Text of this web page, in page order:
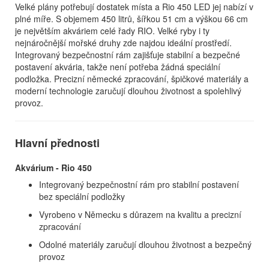
Velké plány potřebují dostatek místa a Rio 450 LED jej nabízí v
plné míře. S objemem 450 litrů, šířkou 51 cm a výškou 66 cm
je největším akváriem celé řady RIO. Velké ryby i ty
nejnáročnější mořské druhy zde najdou ideální prostředí.
Integrovaný bezpečnostní rám zajišťuje stabilní a bezpečné
postavení akvária, takže není potřeba žádná speciální
podložka. Precizní německé zpracování, špičkové materiály a
moderní technologie zaručují dlouhou životnost a spolehlivý
provoz.
Hlavní přednosti
Akvárium - Rio 450
Integrovaný bezpečnostní rám pro stabilní postavení
bez speciální podložky
Vyrobeno v Německu s důrazem na kvalitu a precizní
zpracování
Odolné materiály zaručují dlouhou životnost a bezpečný
provoz